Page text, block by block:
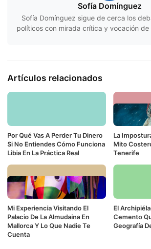
Sofía Domínguez
Sofía Domínguez sigue de cerca los
políticos con mirada crítica y vocación
Artículos relacionados
Por Qué Vas A Perder Tu Dinero
Si No Entiendes Cómo Funciona
Libia En La Práctica Real
La
Mito
Tenerife
Mi Experiencia Visitando El
Palacio De La Almudaina En
Mallorca Y Lo Que Nadie Te
Cuenta
El
Cemento
Geografía